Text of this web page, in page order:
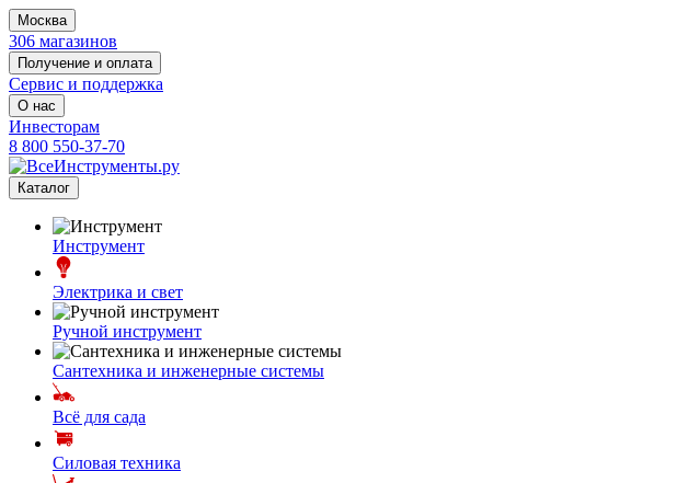
Москва
306 магазинов
Получение и оплата
Сервис и поддержка
О нас
Инвесторам
8 800 550-37-70
Каталог
Инструмент
Электрика и свет
Ручной инструмент
Сантехника и инженерные системы
Всё для сада
Силовая техника